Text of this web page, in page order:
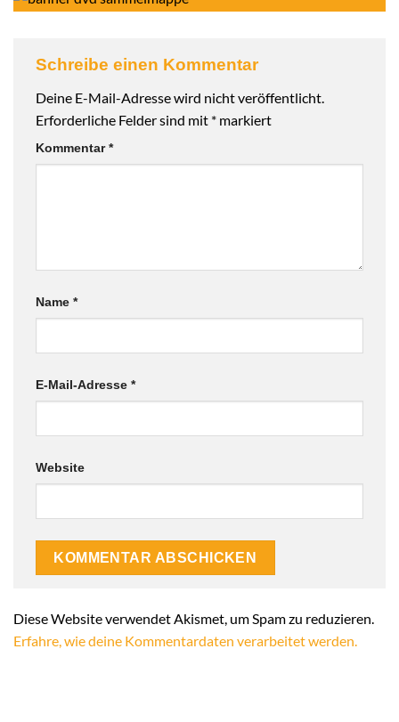
Schreibe einen Kommentar
Deine E-Mail-Adresse wird nicht veröffentlicht.
Erforderliche Felder sind mit * markiert
Kommentar*
Name *
E-Mail-Adresse *
Website
Diese Website verwendet Akismet, um Spam zu reduzieren.
Erfahre, wie deine Kommentardaten verarbeitet werden.